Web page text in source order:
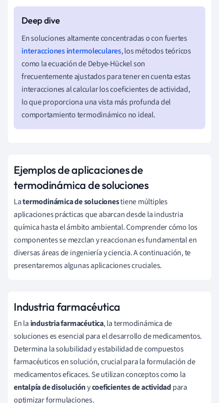
En soluciones altamente concentradas o con fuertes
interacciones intermoleculares, los métodos teóricos
como la ecuación de Debye-Hückel son
frecuentemente ajustados para tener en cuenta estas
interacciones al calcular los coeficientes de actividad,
lo que proporciona una vista más profunda del
comportamiento termodinámico no ideal.
Ejemplos de aplicaciones de
termodinámica de soluciones
Latermodinámica de solucionestiene múltiples
aplicaciones prácticas que abarcan desde la industria
química hasta el ámbito ambiental. Comprender cómo los
componentes se mezclan y reaccionan es fundamental en
diversas áreas de ingeniería y ciencia. A continuación, te
presentaremos algunas aplicaciones cruciales.
Industria farmacéutica
En la industria farmacéutica, la termodinámica de
soluciones es esencial para el desarrollo de medicamentos.
Determina la solubilidad y estabilidad de compuestos
farmacéuticos en solución, crucial para la formulación de
medicamentos eficaces. Se utilizan conceptos como la
entalpía de disoluciónycoeficientes de actividadpara
optimizar formulaciones.